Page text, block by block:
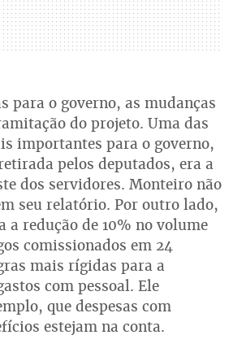
para o governo, as mudanças
do projeto. Uma das
importantes para o governo,
pelos deputados, era a
dos servidores. Monteiro não
seu relatório. Por outro lado,
redução de 10% no volume
comissionados em 24
mais rígidas para a
com pessoal. Ele
que despesas com
estejam na conta.